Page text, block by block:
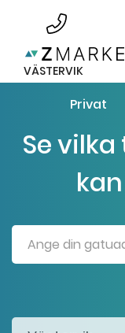
VÄSTERVIK
Privat
Se